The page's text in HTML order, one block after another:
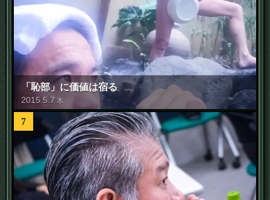
「恥部」に価値は宿る
2015 5 .7 木
7